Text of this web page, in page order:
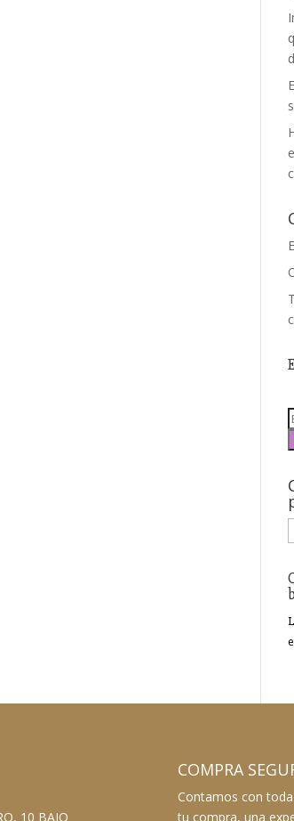
10 BAJO
COMPRA
Contamos con
tu compra, una